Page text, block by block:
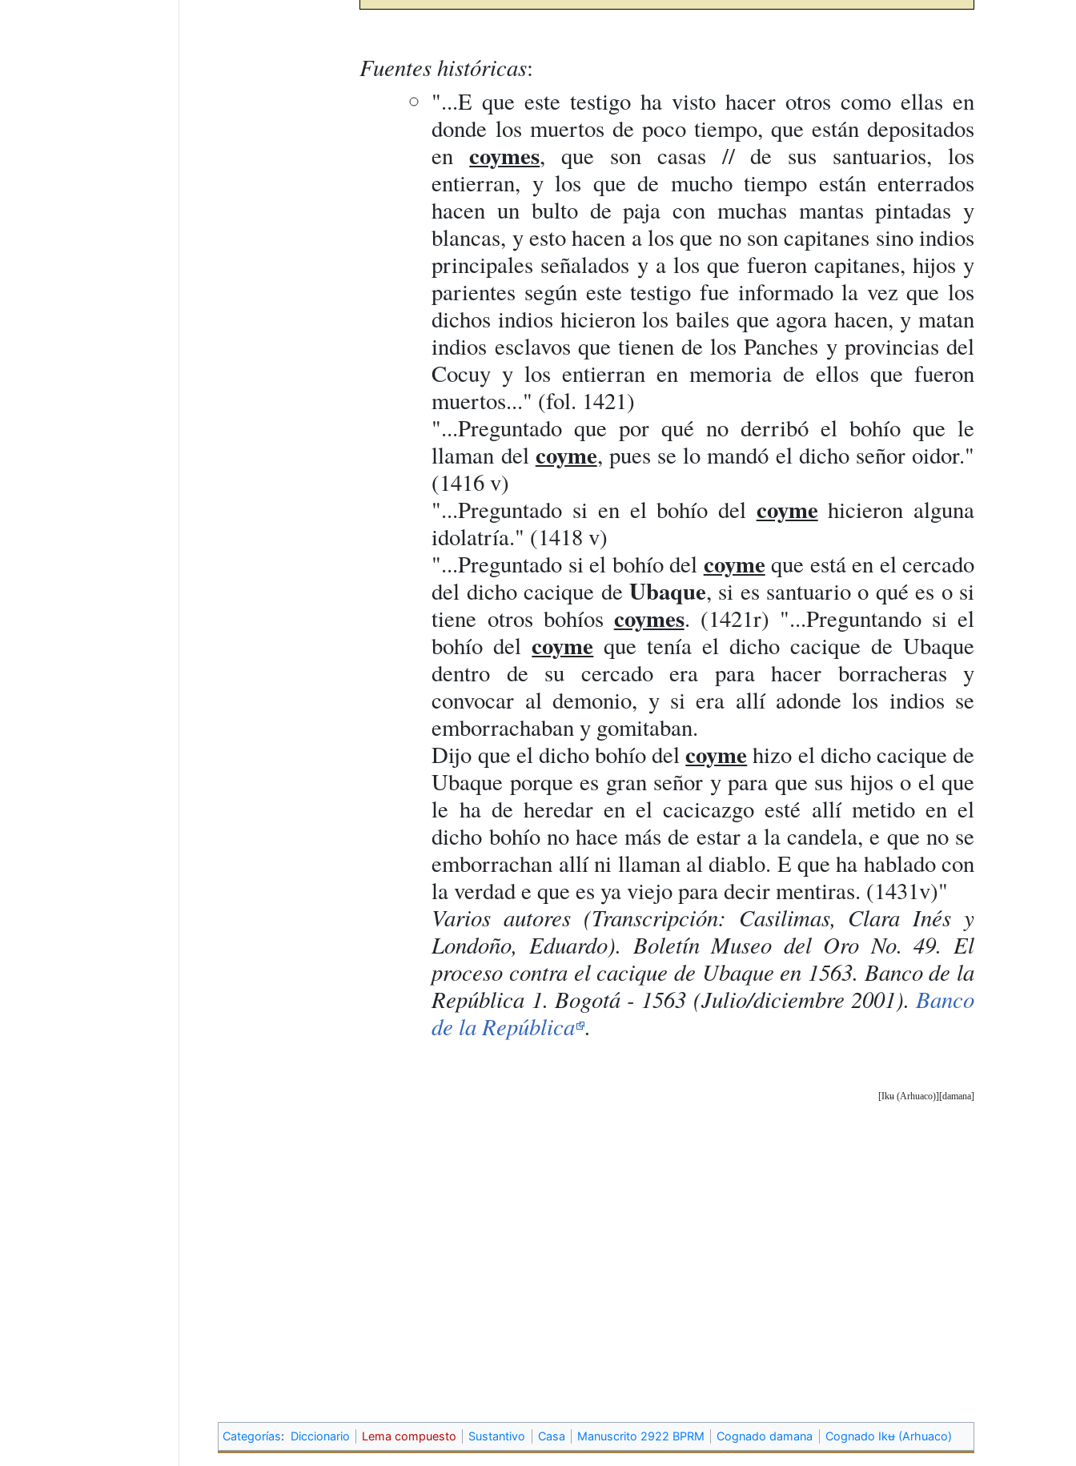
Fuentes históricas:
"...E que este testigo ha visto hacer otros como ellas en
donde los muertos de poco tiempo, que están depositados
encoymes, que son casas // de sus santuarios, los
entierran, y los que de mucho tiempo están enterrados
hacen un bulto de paja con muchas mantas pintadas y
blancas, y esto hacen a los que no son capitanes sino indios
principales señalados y a los que fueron capitanes, hijos y
parientes según este testigo fue informado la vez que los
dichos indios hicieron los bailes que agora hacen, y matan
indios esclavos que tienen de los Panches y provincias del
Cocuy y los entierran en memoria de ellos que fueron
muertos..." (fol. 1421)
"...Preguntado que por qué no derribó el bohío que le
llaman del coyme, pues se lo mandó el dicho señor oidor."
(1416 v)
"...Preguntado si en el bohío del coyme hicieron alguna
idolatría." (1418 v)
"...Preguntado si el bohío del coyme que está en el cercado
del dicho cacique de Ubaque, si es santuario o qué es o si
tiene otros bohíos coymes. (1421r) "...Preguntando si el
bohío delcoyme que tenía el dicho cacique de Ubaque
dentro de su cercado era para hacer borracheras y
convocar al demonio, y si era allí adonde los indios se
emborrachaban y gomitaban.
Dijo que el dicho bohío delcoyme hizo el dicho cacique de
Ubaque porque es gran señor y para que sus hijos o el que
le ha de heredar en el cacicazgo esté allí metido en el
dicho bohío no hace más de estar a la candela, e que no se
emborrachan allí ni llaman al diablo. E que ha hablado con
la verdad e que es ya viejo para decir mentiras. (1431v)"
Varios autores (Transcripción: Casilimas, Clara Inés y
Londoño, Eduardo). Boletín Museo del Oro No. 49. El
proceso contra el cacique de Ubaque en 1563. Banco de la
República 1. Bogotá - 1563 (Julio/diciembre 2001). Banco
de la República .
damana
Ikʉ (Arhuaco)
Categorías: Diccionario Lema compuesto Sustantivo Casa Manuscrito 2922 BPRM Cognado damana Cognado Ikʉ (Arhuaco)